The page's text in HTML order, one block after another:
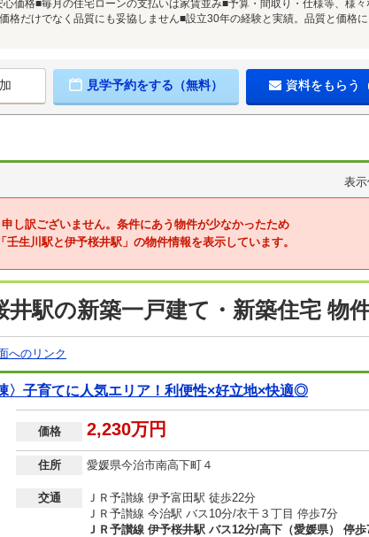
心価格■毎月の住宅ローンの支払いは家賃並み■予算・間取り・仕様等、様々
格だけでなく品質にも妥協しません■設立30年の経験と実績。品質と価格
見学予約をする（無料） 資料をもらう
表
申し訳ございません。条件にあう物件が少なかったため
壬生川駅と伊予桜井駅」の物件情報を表示しています。
井駅の新築一戸建て・新築住宅 物
へのリンク
〉子育てに人気エリア！利便性×好立地×快適◎
価格 2,230万円
住所 愛媛県今治市南高下町４
交通
ＪＲ予讃線 伊予富田駅 徒歩22分
ＪＲ予讃線 今治駅 バス10分/衣干３丁目 停歩7分
ＪＲ予讃線 伊予桜井駅 バス12分/高下（愛媛県） 停歩